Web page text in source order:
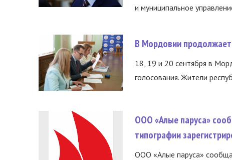
и муниципальное
В Мордовии
18, 19 и 20 сентября в
голосования. Жители
ООО «Алые паруса»
типографии
ООО «Алые паруса»